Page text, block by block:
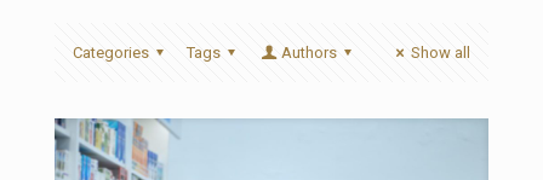
Categories Tags Authors Show all